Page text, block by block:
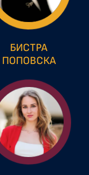
БИСТРА
ПОПОВСКА